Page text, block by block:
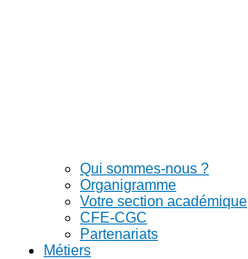
Qui sommes-nous ?
Organigramme
Votre section académique
CFE-CGC
Partenariats
Métiers